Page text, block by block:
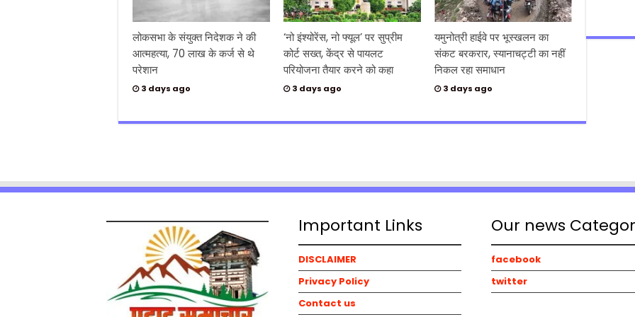
लोकसभा के संयुक्त निदेशक ने की
आत्महत्या, 70 लाख के कर्ज से थे
परेशान
3 days ago
‘नो इंश्योरेंस, नो फ्यूल’ पर सुप्रीम
कोर्ट सख्त, केंद्र से पायलट
परियोजना तैयार करने को कहा
3 days ago
यमुनोत्री हाईवे पर भूस्खलन का
संकट बरकरार, स्यानाचट्टी का नहीं
निकल रहा समाधान
3 days ago
Important Links
DISCLAIMER
Privacy Policy
Contact us
Our news
facebook
twitter